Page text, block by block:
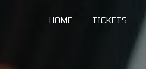
HOME TICKETS